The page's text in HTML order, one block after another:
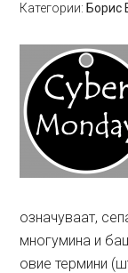
Категории: Борис
означуваат,
многумина и
овие термини